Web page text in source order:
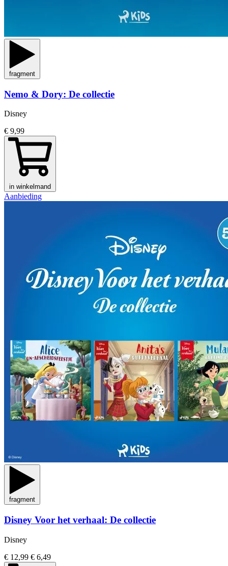
fragment
Nemo & Dory: De collectie
Disney
€ 9,99
in winkelmand
Aanbieding
fragment
Disney Voor het verhaal: De collectie
Disney
€ 12,99 € 6,49